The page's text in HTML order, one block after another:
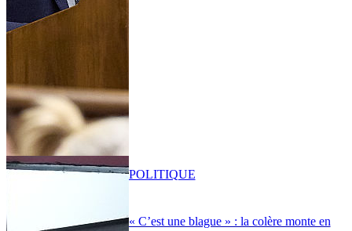
« C’est une blague » : la colère monte en
POLITIQUE